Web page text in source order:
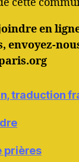
en
envoyez-
traduction
prières